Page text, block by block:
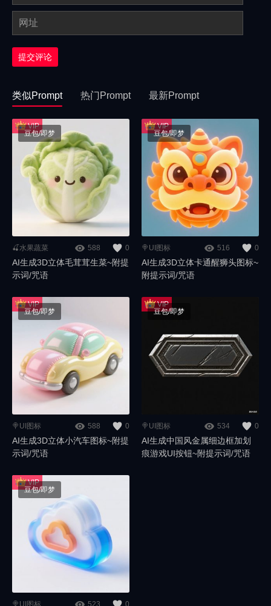
提交评论
类似Prompt 热门Prompt 最新Prompt
🍒水果蔬菜 588 0
AI生成3D立体毛茸茸生菜~附提
示词/咒语
豆包/即梦
🍭UI图标 516 0
AI生成3D立体卡通醒狮头图标~
附提示词/咒语
豆包/即梦
🍭UI图标 588 0
AI生成3D立体小汽车图标~附提
示词/咒语
豆包/即梦
🍭UI图标 534 0
AI生成中国风金属细边框加划
痕游戏UI按钮~附提示词/咒语
豆包/即梦
豆包/即梦